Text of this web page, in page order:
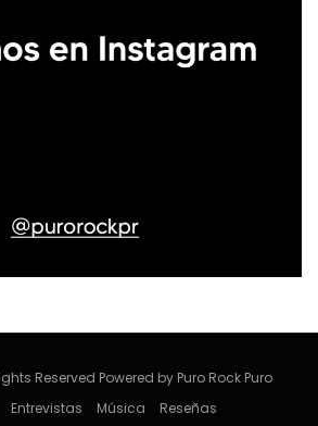
Reserved Powered by Puro Rock Puro
Entrevistas Música Reseñas